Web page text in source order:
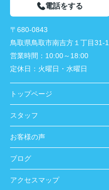
電話をする
〒680-0843
鳥取県鳥取市南吉方１丁目31-1
営業時間： 10:00～18:00
定休日： 火曜日・水曜日
トップページ
スタッフ
お客様の声
ブログ
アクセスマップ